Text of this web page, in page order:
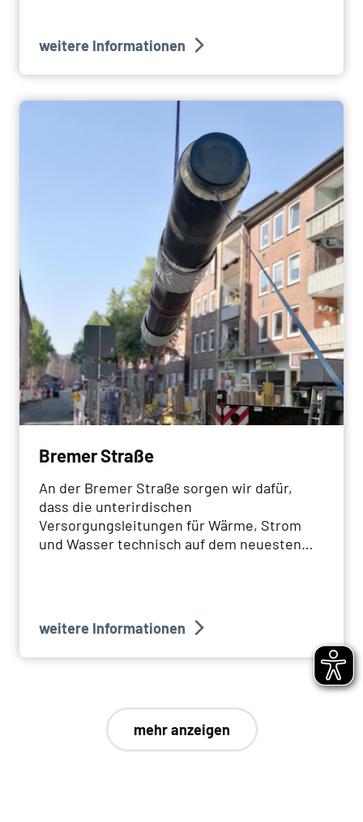
weitere Informationen
Bremer Straße
An der Bremer Straße sorgen wir dafür,
dass die unterirdischen
Versorgungsleitungen für Wärme, Strom
und Wasser technisch auf dem neuesten
weitere Informationen
mehr anzeigen